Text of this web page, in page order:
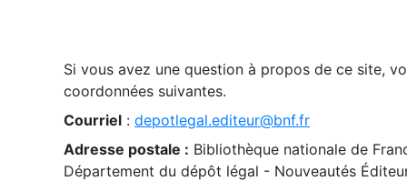
Si vous avez une question à propos de ce site,
coordonnées suivantes.
Courriel : depotlegal.editeur@bnf.fr
Adresse postale : Bibliothèque nationale de
Département du dépôt légal - Nouveautés